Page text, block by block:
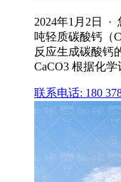
2024年1月2日 ·
吨轻质碳酸钙（
反应生成碳酸钙
CaCO3 根据化学
联系电话: 180